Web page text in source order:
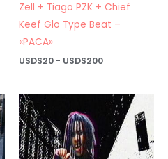
Zell + Tiago PZK + Chief
Keef Glo Type Beat –
«PACA»
USD$20 - USD$200Rango
desde
USD$20
hasta
USD$200